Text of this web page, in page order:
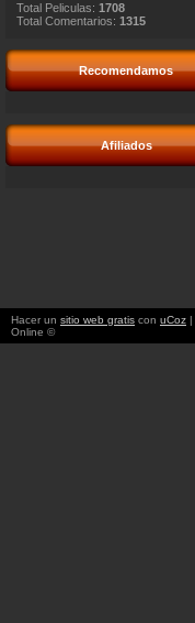
Total Peliculas: 1708
Total Comentarios: 1315
Recomendamos
Afiliados
Hacer un sitio web gratis con uCoz |
Online ©